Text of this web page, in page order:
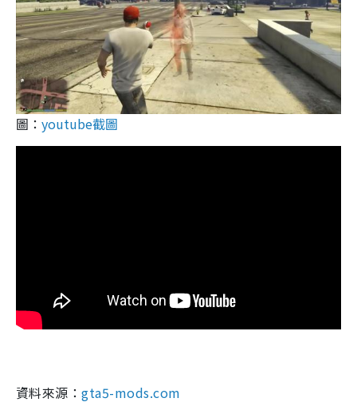
圖： youtube截圖
資料來源：gta5-mods.com